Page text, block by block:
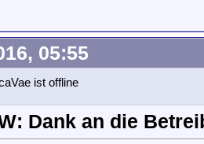
05:55
Dank an die